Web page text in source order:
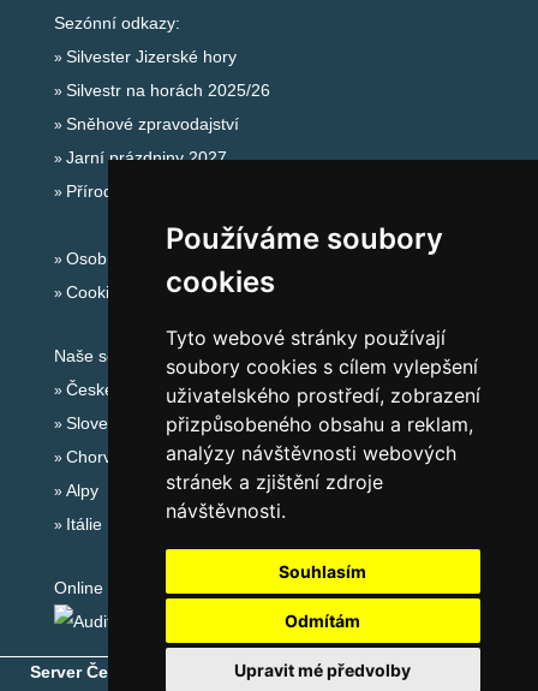
Používáme soubory
cookies
Tyto webové stránky používají
soubory cookies s cílem vylepšení
uživatelského prostředí, zobrazení
přizpůsobeného obsahu a reklam,
analýzy návštěvnosti webových
stránek a zjištění zdroje
návštěvnosti.
Souhlasím
Odmítám
Upravit mé předvolby
Sezónní odkazy:
Silvester Jizerské hory
Silvestr na horách 2025/26
Sněhové zpravodajství
Jarní prázdniny 2027
Přírodní koupaliště
Osobní údaje
Cookies
Naše servery:
České hory
Slovenské hory
Chorvatsko
Alpy
Itálie
Online audit:
Server České hory ® - Copyright © 1999-2026 eProgress s.r.o.